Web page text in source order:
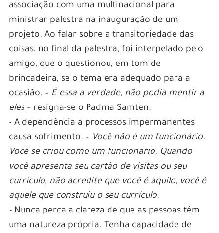
associação com uma multinacional para
ministrar palestra na inauguração de um
projeto. Ao falar sobre a transitoriedade das
coisas, no final da palestra, foi interpelado pelo
amigo, que o questionou, em tom de
brincadeira, se o tema era adequado para a
ocasião. – É essa a verdade, não podia mentir a
eles – resigna-se o Padma Samten.
• A dependência a processos impermanentes
causa sofrimento. – Você não é um funcionário.
Você se criou como um funcionário. Quando
você apresenta seu cartão de visitas ou seu
currículo, não acredite que você é aquilo, você é
aquele que construiu o seu currículo.
• Nunca perca a clareza de que as pessoas têm
uma natureza própria. Tenha capacidade de